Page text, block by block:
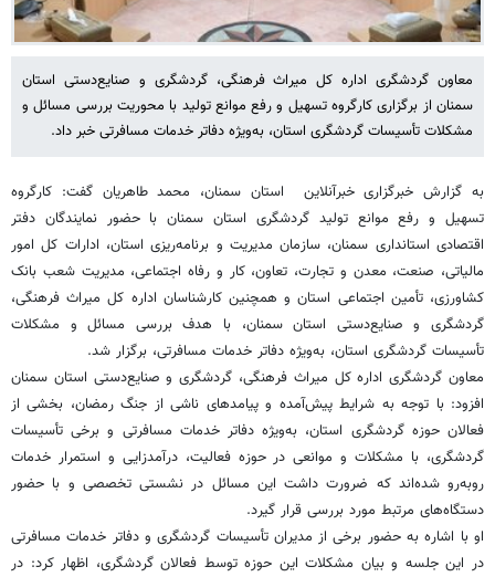
معاون گردشگری اداره کل میراث فرهنگی، گردشگری و صنایع‌دستی استان
سمنان از برگزاری کارگروه تسهیل و رفع موانع تولید با محوریت بررسی مسائل و
مشکلات تأسیسات گردشگری استان، به‌ویژه دفاتر خدمات مسافرتی خبر داد.
به گزارش خبرگزاری خبرآنلاین استان سمنان، محمد طاهریان گفت: کارگروه
تسهیل و رفع موانع تولید گردشگری استان سمنان با حضور نمایندگان دفتر
اقتصادی استانداری سمنان، سازمان مدیریت و برنامه‌ریزی استان، ادارات کل امور
مالیاتی، صنعت، معدن و تجارت، تعاون، کار و رفاه اجتماعی، مدیریت شعب بانک
کشاورزی، تأمین اجتماعی استان و همچنین کارشناسان اداره کل میراث فرهنگی،
گردشگری و صنایع‌دستی استان سمنان، با هدف بررسی مسائل و مشکلات
تأسیسات گردشگری استان، به‌ویژه دفاتر خدمات مسافرتی، برگزار شد.
معاون گردشگری اداره کل میراث فرهنگی، گردشگری و صنایع‌دستی استان سمنان
افزود: با توجه به شرایط پیش‌آمده و پیامدهای ناشی از جنگ رمضان، بخشی از
فعالان حوزه گردشگری استان، به‌ویژه دفاتر خدمات مسافرتی و برخی تأسیسات
گردشگری، با مشکلات و موانعی در حوزه فعالیت، درآمدزایی و استمرار خدمات
روبه‌رو شده‌اند که ضرورت داشت این مسائل در نشستی تخصصی و با حضور
دستگاه‌های مرتبط مورد بررسی قرار گیرد.
او با اشاره به حضور برخی از مدیران تأسیسات گردشگری و دفاتر خدمات مسافرتی
در این جلسه و بیان مشکلات این حوزه توسط فعالان گردشگری، اظهار کرد: در